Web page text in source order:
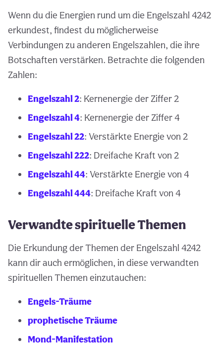
Wenn du die Energien rund um die Engelszahl 4242
erkundest, findest du möglicherweise
Verbindungen zu anderen Engelszahlen, die ihre
Botschaften verstärken. Betrachte die folgenden
Zahlen:
Engelszahl 2: Kernenergie der Ziffer 2
Engelszahl 4: Kernenergie der Ziffer 4
Engelszahl 22: Verstärkte Energie von 2
Engelszahl 222: Dreifache Kraft von 2
Engelszahl 44: Verstärkte Energie von 4
Engelszahl 444: Dreifache Kraft von 4
Verwandte spirituelle Themen
Die Erkundung der Themen der Engelszahl 4242
kann dir auch ermöglichen, in diese verwandten
spirituellen Themen einzutauchen:
Engels-Träume
prophetische Träume
Mond-Manifestation